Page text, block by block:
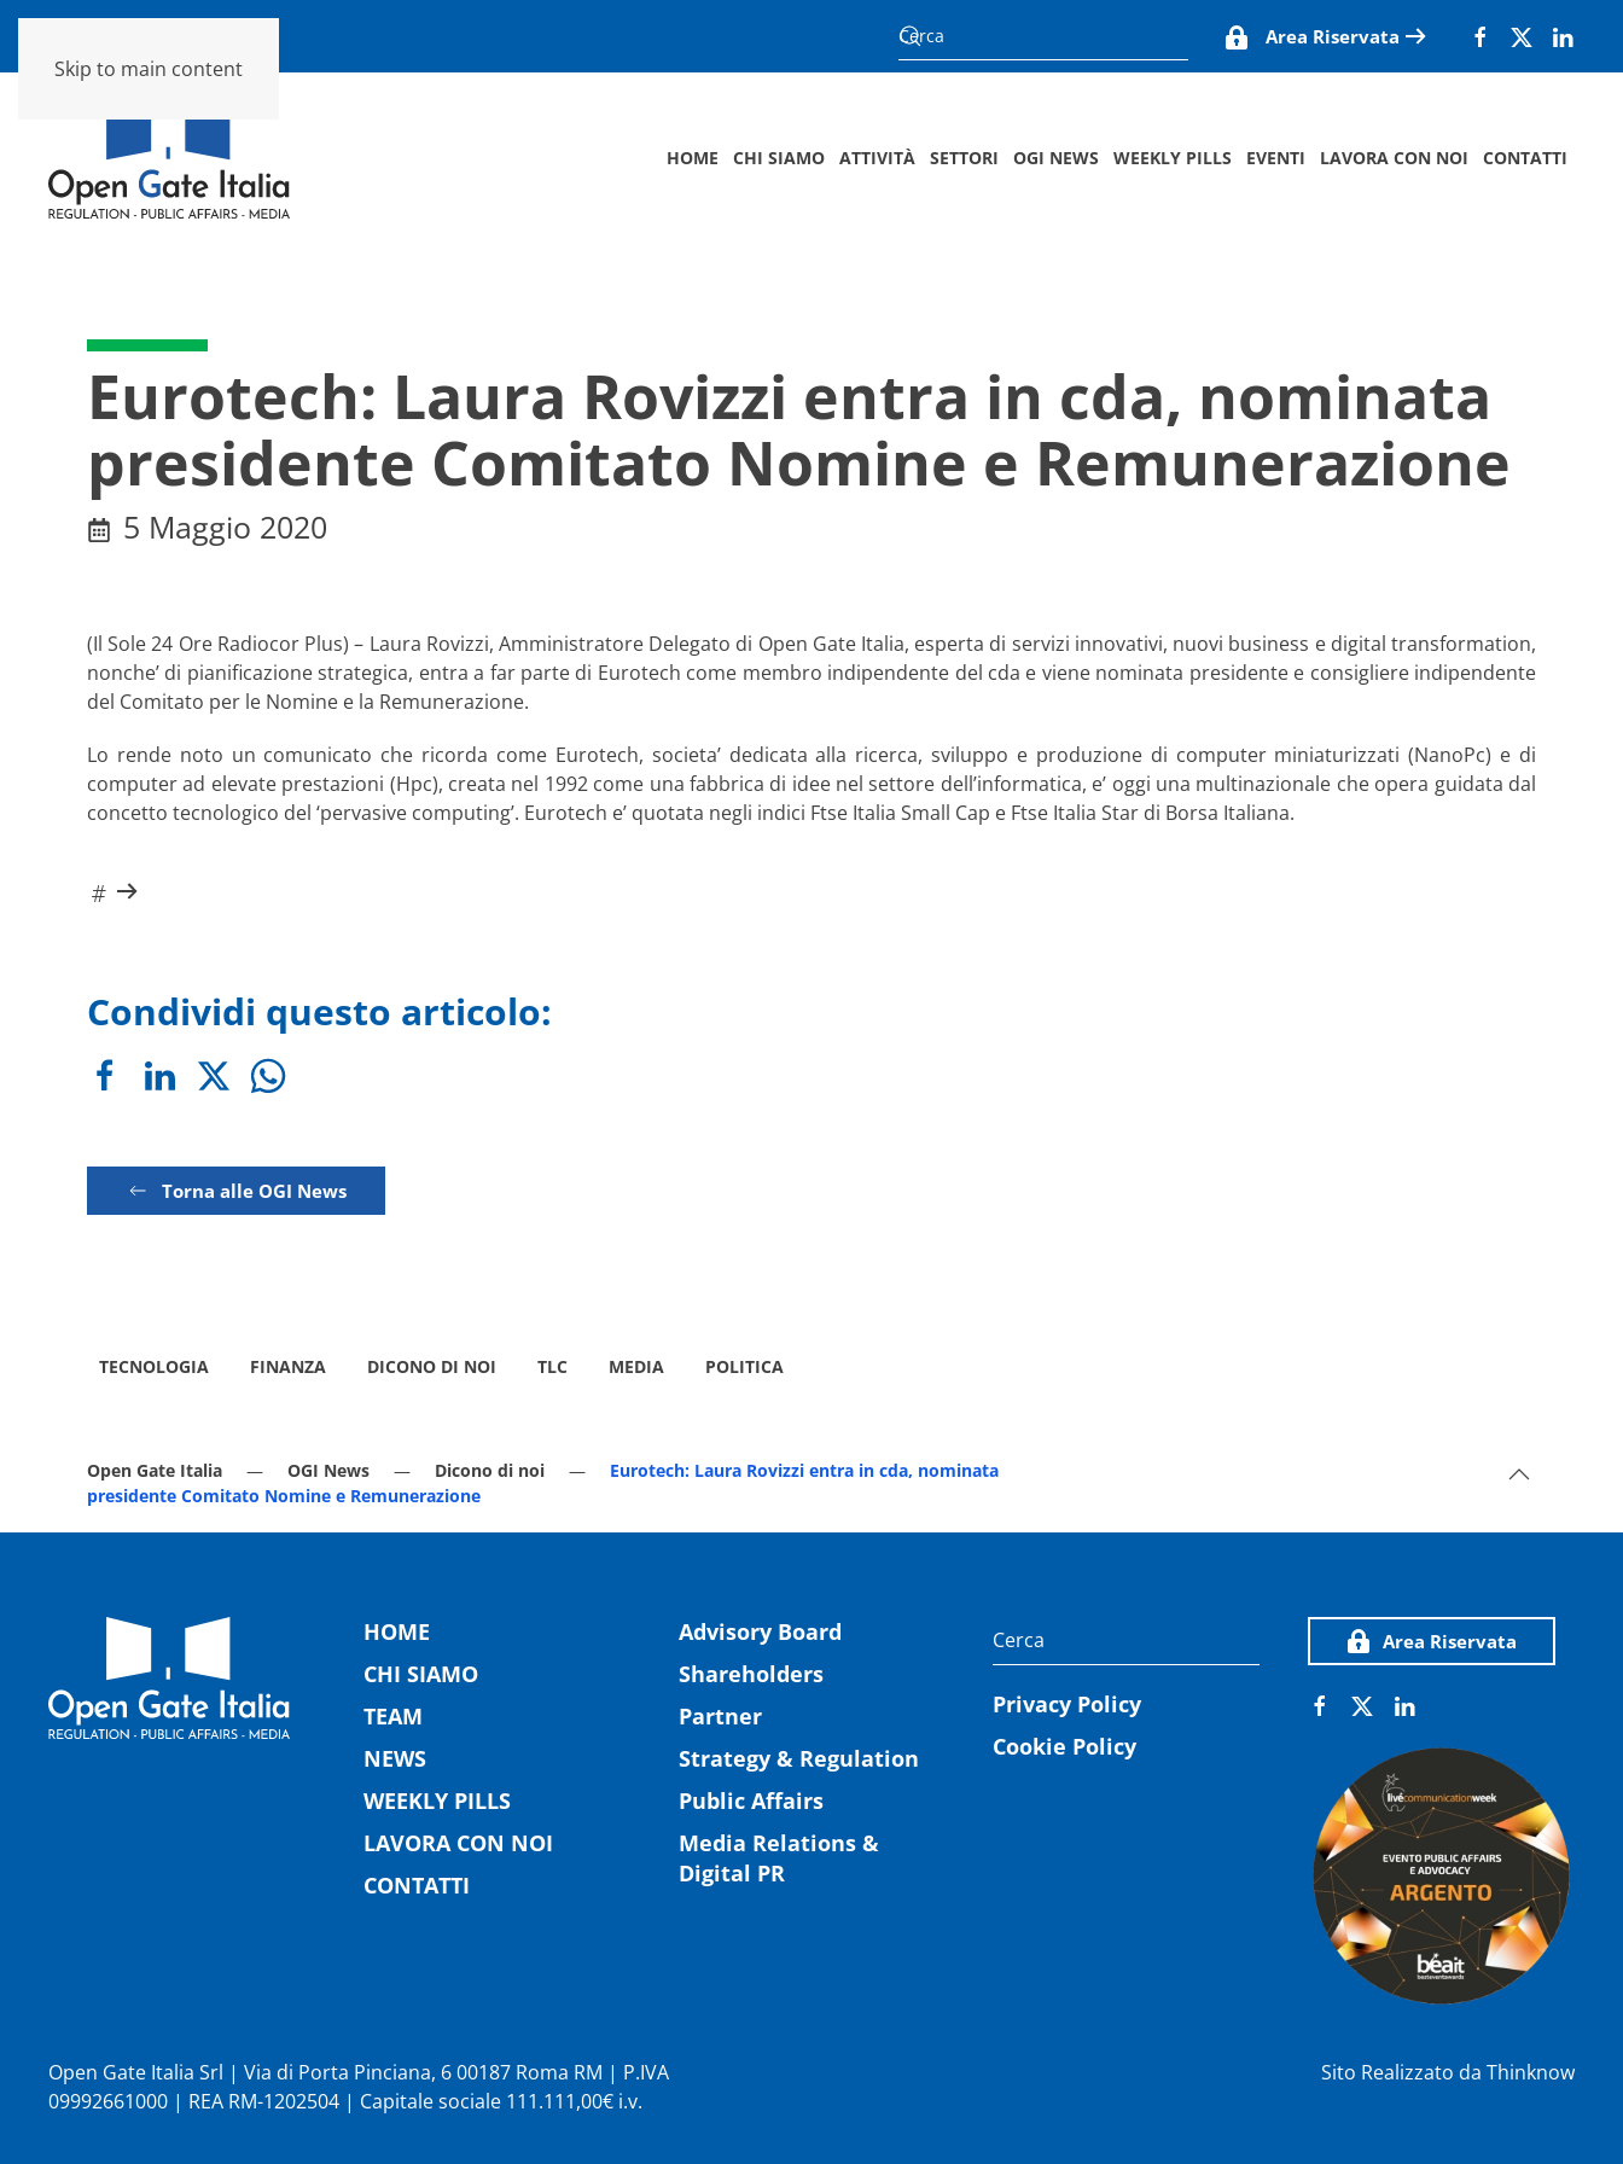
Skip to main content
Area Riservata
HOME CHI SIAMO ATTIVITÀ SETTORI OGI NEWS WEEKLY PILLS EVENTI LAVORA CON NOI CONTATTI
Eurotech: Laura Rovizzi entra in cda, nominata
presidente Comitato Nomine e Remunerazione
5 Maggio 2020
(Il Sole 24 Ore Radiocor Plus) – Laura Rovizzi, Amministratore Delegato di Open Gate Italia, esperta di servizi innovativi, nuovi business e digital transformation,
nonche’ di pianificazione strategica, entra a far parte di Eurotech come membro indipendente del cda e viene nominata presidente e consigliere indipendente
del Comitato per le Nomine e la Remunerazione.
Lo rende noto un comunicato che ricorda come Eurotech, societa’ dedicata alla ricerca, sviluppo e produzione di computer miniaturizzati (NanoPc) e di
computer ad elevate prestazioni (Hpc), creata nel 1992 come una fabbrica di idee nel settore dell’informatica, e’ oggi una multinazionale che opera guidata dal
concetto tecnologico del ‘pervasive computing’. Eurotech e’ quotata negli indici Ftse Italia Small Cap e Ftse Italia Star di Borsa Italiana.
Condividi questo articolo:
Torna alle OGI News
TECNOLOGIA FINANZA DICONO DI NOI TLC MEDIA POLITICA
Open Gate Italia OGI News Dicono di noi
Eurotech: Laura Rovizzi entra in cda, nominata
presidente Comitato Nomine e Remunerazione
HOME
CHI SIAMO
TEAM
NEWS
WEEKLY PILLS
LAVORA CON NOI
CONTATTI
Advisory Board
Shareholders
Partner
Strategy & Regulation
Public Affairs
Media Relations &
Digital PR
Privacy Policy
Cookie Policy
Area Riservata
Open Gate Italia Srl | Via di Porta Pinciana, 6 00187 Roma RM | P.IVA
09992661000 | REA RM-1202504 | Capitale sociale 111.111,00€ i.v.
Sito Realizzato da Thinknow